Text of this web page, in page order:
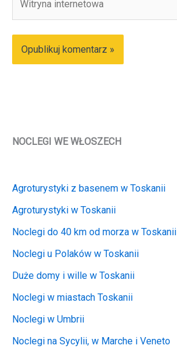
internetowa
NOCLEGI WE WŁOSZECH
Agroturystyki z basenem w Toskanii
Agroturystyki w Toskanii
Noclegi do 40 km od morza w Toskanii
Noclegi u Polaków w Toskanii
Duże domy i wille w Toskanii
Noclegi w miastach Toskanii
Noclegi w Umbrii
Noclegi na Sycylii, w Marche i Veneto